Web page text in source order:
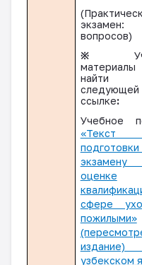
вопросов)
※
следующей
ссылке:
Учебное
оценке
сфере
пожилыми»
узбекском